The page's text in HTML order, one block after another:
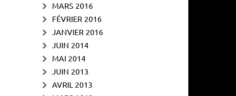
MARS 2016
FÉVRIER 2016
JANVIER 2016
JUIN 2014
MAI 2014
JUIN 2013
AVRIL 2013